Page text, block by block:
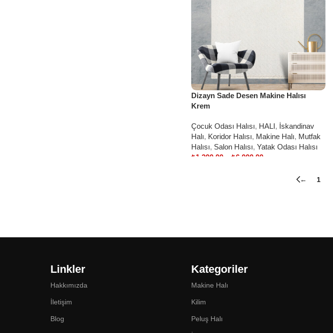
Dizayn Sade Desen Makine Halısı
Krem
Çocuk Odası Halısı, HALI, İskandinav
Halı, Koridor Halısı, Makine Halı, Mutfak
Halısı, Salon Halısı, Yatak Odası Halısı
₺1.200,00 ₺6.000,00
← 1
Linkler
Hakkımızda
İletişim
Blog
Kategoriler
Makine Halı
Kilim
Peluş Halı